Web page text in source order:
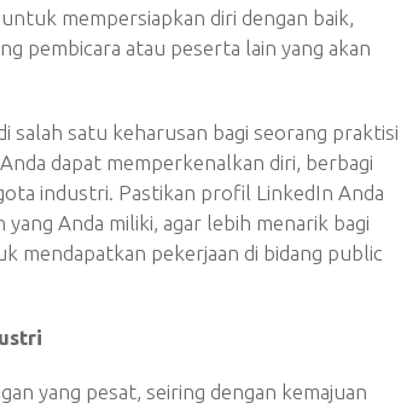
mempersiapkan diri dengan baik,
pembicara atau peserta lain yang akan
salah satu keharusan bagi seorang praktisi
dapat memperkenalkan diri, berbagi
industri. Pastikan profil LinkedIn Anda
Anda miliki, agar lebih menarik bagi
mendapatkan pekerjaan di bidang public
yang pesat, seiring dengan kemajuan